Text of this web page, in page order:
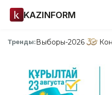
KAZINFORM
Тренды:Выборы-2026